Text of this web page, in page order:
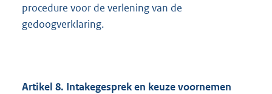
procedure voor de verlening van de
gedoogverklaring.
Artikel 8. Intakegesprek en keuze voornemen